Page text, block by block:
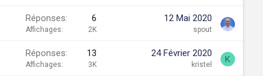
Réponses 6
Affichages 2K
12 Mai 2020
spout
Réponses 13
Affichages 3K
24 Février 2020
kristel
K